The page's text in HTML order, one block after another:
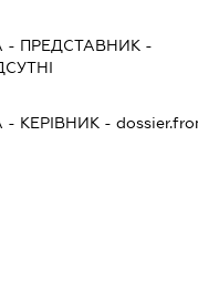
- ПРЕДСТАВНИК -
- КЕРІВНИК -